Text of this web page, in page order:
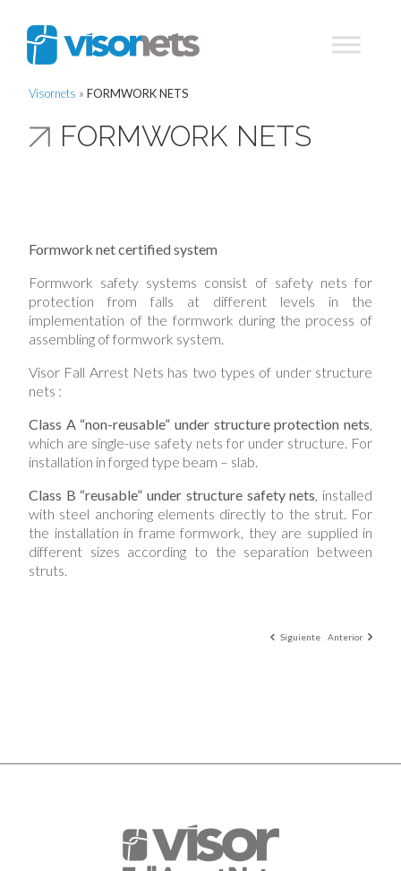
Visornets » FORMWORK NETS
FORMWORK NETS
Formwork net certified system
Formwork safety systems consist of safety nets for
protection from falls at different levels in the
implementation of the formwork during the process of
assembling of formwork system.
Visor Fall Arrest Nets has two types of under structure
nets :
Class A “non-reusable” under structure protection nets,
which are single-use safety nets for under structure. For
installation in forged type beam – slab.
Class B “reusable” under structure safety nets, installed
with steel anchoring elements directly to the strut. For
the installation in frame formwork, they are supplied in
different sizes according to the separation between
struts.
Siguiente Anterior